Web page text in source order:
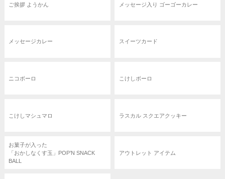
ご挨拶 ようかん メッセージ入り ゴーゴーカレー
メッセージカレー スイーツカード
ニコボーロ こけしボーロ
こけしマシュマロ ラスカル スクエアクッキー
お菓子が入った
「おかしなくす玉」POP’N SNACK
BALL
アウトレット アイテム